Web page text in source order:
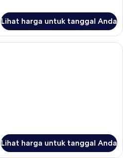
Lihat harga untuk tanggal Anda
Kamar Premium | Pemandangan dari
Lihat harga untuk tanggal Anda